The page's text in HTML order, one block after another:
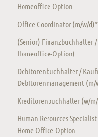
Homeoffice-Option
Office Coordinator (m/w/d)*
(Senior) Finanzbuchhalter
Homeoffice-Option)
Debitorenbuchhalter /
Debitorenmanagement
Kreditorenbuchhalter (w/
Human Resources
Home Office-Option